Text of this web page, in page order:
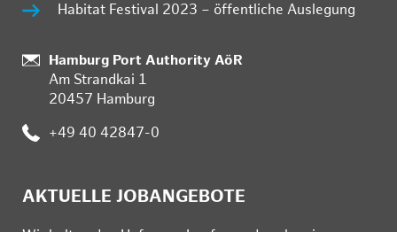
Habitat Festival 2023 – öffentliche Auslegung
Standort:
Hamburg Port Authority AöR
Am Strandkai 1
20457 Hamburg
Telefon:
+49 40 42847-0
AKTUELLE JOBANGEBOTE